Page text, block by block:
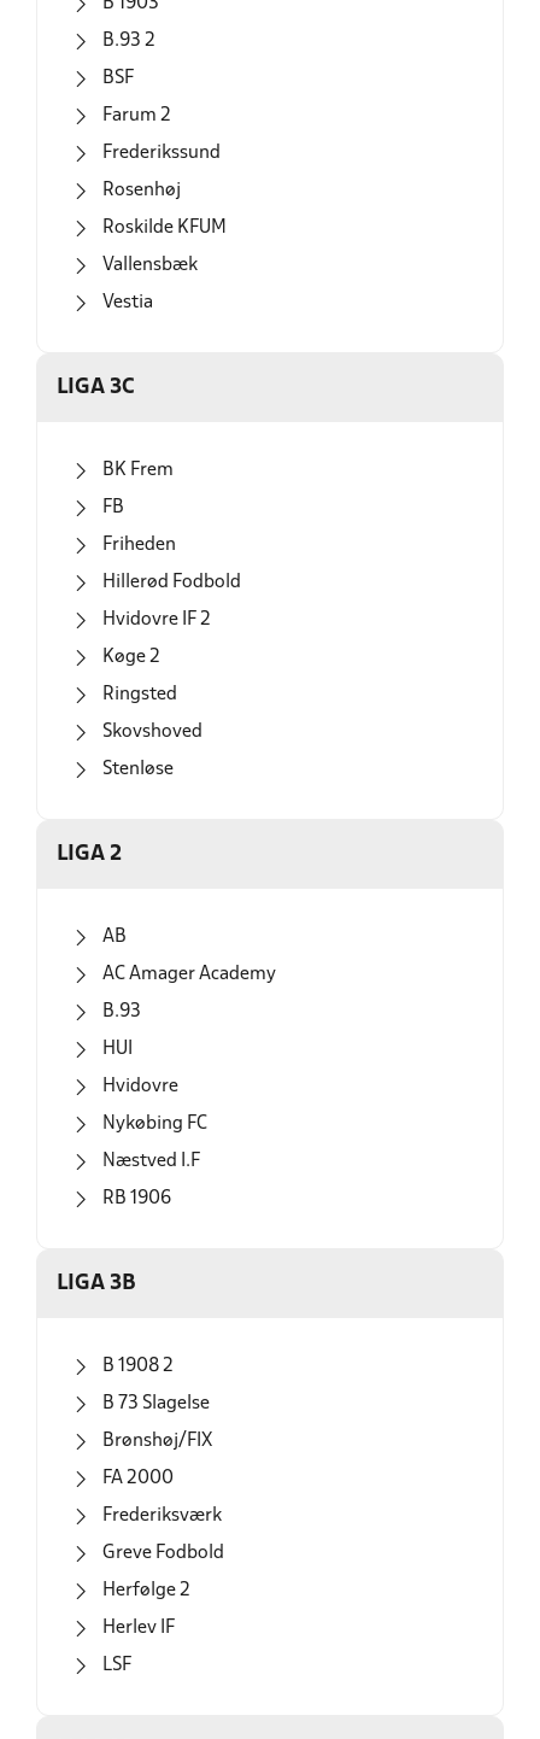
B 1903
B.93 2
BSF
Farum 2
Frederikssund
Rosenhøj
Roskilde KFUM
Vallensbæk
Vestia
LIGA 3C
BK Frem
FB
Friheden
Hillerød Fodbold
Hvidovre IF 2
Køge 2
Ringsted
Skovshoved
Stenløse
LIGA 2
AB
AC Amager Academy
B.93
HUI
Hvidovre
Nykøbing FC
Næstved I.F
RB 1906
LIGA 3B
B 1908 2
B 73 Slagelse
Brønshøj/FIX
FA 2000
Frederiksværk
Greve Fodbold
Herfølge 2
Herlev IF
LSF